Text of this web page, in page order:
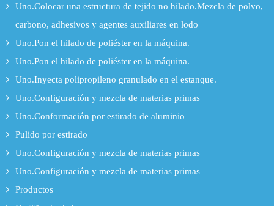
Uno.Colocar una estructura de tejido no hilado.Mezcla de polvo,
carbono, adhesivos y agentes auxiliares en lodo
Uno.Pon el hilado de poliéster en la máquina.
Uno.Pon el hilado de poliéster en la máquina.
Uno.Inyecta polipropileno granulado en el estanque.
Uno.Configuración y mezcla de materias primas
Uno.Conformación por estirado de aluminio
Pulido por estirado
Uno.Configuración y mezcla de materias primas
Uno.Configuración y mezcla de materias primas
Productos